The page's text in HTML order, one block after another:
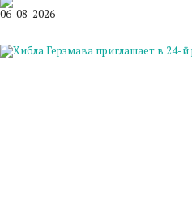
06-08-2026